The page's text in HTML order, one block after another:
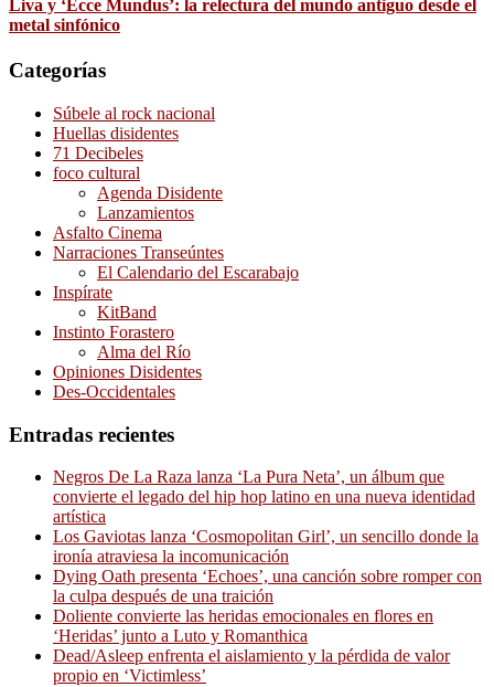
Liva y ‘Ecce Mundus’: la relectura del mundo antiguo desde el
metal sinfónico
Categorías
Súbele al rock nacional
Huellas disidentes
71 Decibeles
foco cultural
Agenda Disidente
Lanzamientos
Asfalto Cinema
Narraciones Transeúntes
El Calendario del Escarabajo
Inspírate
KitBand
Instinto Forastero
Alma del Río
Opiniones Disidentes
Des-Occidentales
Entradas recientes
Negros De La Raza lanza ‘La Pura Neta’, un álbum que
convierte el legado del hip hop latino en una nueva identidad
artística
Los Gaviotas lanza ‘Cosmopolitan Girl’, un sencillo donde la
ironía atraviesa la incomunicación
Dying Oath presenta ‘Echoes’, una canción sobre romper con
la culpa después de una traición
Doliente convierte las heridas emocionales en flores en
‘Heridas’ junto a Luto y Romanthica
Dead/Asleep enfrenta el aislamiento y la pérdida de valor
propio en ‘Victimless’